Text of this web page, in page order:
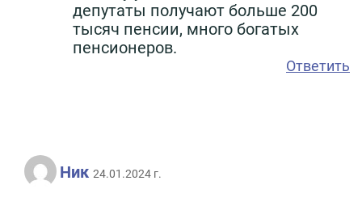
депутаты получают больше 200
тысяч пенсии, много богатых
пенсионеров.
Ответить
Ник 24.01.2024 г.